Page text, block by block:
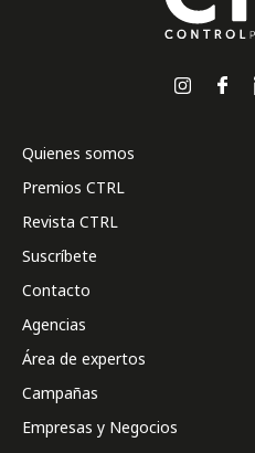
Quienes somos
Premios CTRL
Revista CTRL
Suscríbete
Contacto
Agencias
Área de expertos
Campañas
Empresas y Negocios